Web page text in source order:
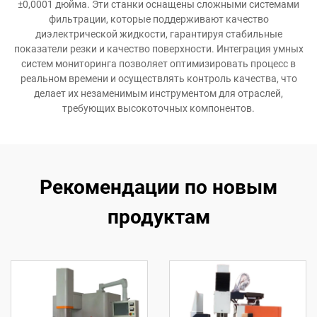
±0,0001 дюйма. Эти станки оснащены сложными системами
фильтрации, которые поддерживают качество
диэлектрической жидкости, гарантируя стабильные
показатели резки и качество поверхности. Интеграция умных
систем мониторинга позволяет оптимизировать процесс в
реальном времени и осуществлять контроль качества, что
делает их незаменимым инструментом для отраслей,
требующих высокоточных компонентов.
Рекомендации по новым
продуктам